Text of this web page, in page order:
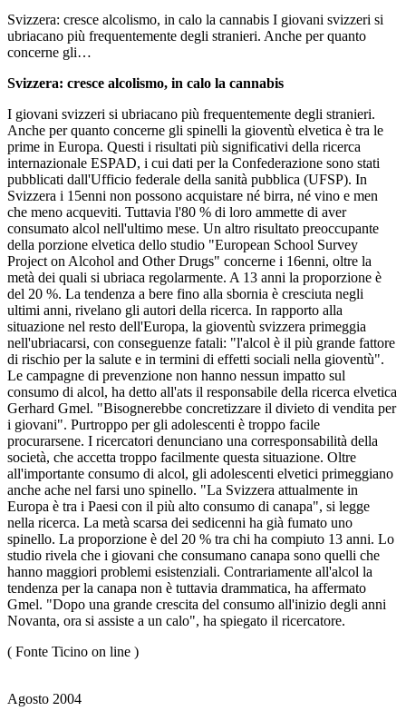
Svizzera: cresce alcolismo, in calo la cannabis I giovani svizzeri si
ubriacano più frequentemente degli stranieri. Anche per quanto
concerne gli…
Svizzera: cresce alcolismo, in calo la cannabis
I giovani svizzeri si ubriacano più frequentemente degli stranieri.
Anche per quanto concerne gli spinelli la gioventù elvetica è tra le
prime in Europa. Questi i risultati più significativi della ricerca
internazionale ESPAD, i cui dati per la Confederazione sono stati
pubblicati dall'Ufficio federale della sanità pubblica (UFSP). In
Svizzera i 15enni non possono acquistare né birra, né vino e men
che meno acqueviti. Tuttavia l'80 % di loro ammette di aver
consumato alcol nell'ultimo mese. Un altro risultato preoccupante
della porzione elvetica dello studio "European School Survey
Project on Alcohol and Other Drugs" concerne i 16enni, oltre la
metà dei quali si ubriaca regolarmente. A 13 anni la proporzione è
del 20 %. La tendenza a bere fino alla sbornia è cresciuta negli
ultimi anni, rivelano gli autori della ricerca. In rapporto alla
situazione nel resto dell'Europa, la gioventù svizzera primeggia
nell'ubriacarsi, con conseguenze fatali: "l'alcol è il più grande fattore
di rischio per la salute e in termini di effetti sociali nella gioventù".
Le campagne di prevenzione non hanno nessun impatto sul
consumo di alcol, ha detto all'ats il responsabile della ricerca elvetica
Gerhard Gmel. "Bisognerebbe concretizzare il divieto di vendita per
i giovani". Purtroppo per gli adolescenti è troppo facile
procurarsene. I ricercatori denunciano una corresponsabilità della
società, che accetta troppo facilmente questa situazione. Oltre
all'importante consumo di alcol, gli adolescenti elvetici primeggiano
anche ache nel farsi uno spinello. "La Svizzera attualmente in
Europa è tra i Paesi con il più alto consumo di canapa", si legge
nella ricerca. La metà scarsa dei sedicenni ha già fumato uno
spinello. La proporzione è del 20 % tra chi ha compiuto 13 anni. Lo
studio rivela che i giovani che consumano canapa sono quelli che
hanno maggiori problemi esistenziali. Contrariamente all'alcol la
tendenza per la canapa non è tuttavia drammatica, ha affermato
Gmel. "Dopo una grande crescita del consumo all'inizio degli anni
Novanta, ora si assiste a un calo", ha spiegato il ricercatore.
( Fonte Ticino on line )
Agosto 2004